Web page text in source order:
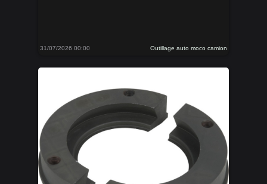
31/07/2026 00:00 Outillage auto moco camion